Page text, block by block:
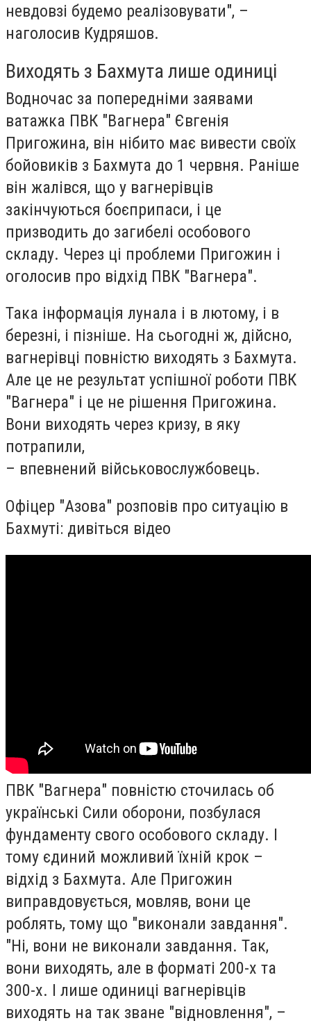
невдовзі будемо реалізовувати", –
наголосив Кудряшов.
Виходять з Бахмута лише одиниці
Водночас за попередніми заявами
ватажка ПВК "Вагнера" Євгенія
Пригожина, він нібито має вивести своїх
бойовиків з Бахмута до 1 червня. Раніше
він жалівся, що у вагнерівців
закінчуються боєприпаси, і це
призводить до загибелі особового
складу. Через ці проблеми Пригожин і
оголосив про відхід ПВК "Вагнера".
Така інформація лунала і в лютому, і в
березні, і пізніше. На сьогодні ж, дійсно,
вагнерівці повністю виходять з Бахмута.
Але це не результат успішної роботи ПВК
"Вагнера" і це не рішення Пригожина.
Вони виходять через кризу, в яку
потрапили,
– впевнений військовослужбовець.
Офіцер "Азова" розповів про ситуацію в
Бахмуті: дивіться відео
ПВК "Вагнера" повністю сточилась об
українські Сили оборони, позбулася
фундаменту свого особового складу. І
тому єдиний можливий їхній крок –
відхід з Бахмута. Але Пригожин
виправдовується, мовляв, вони це
роблять, тому що "виконали завдання".
"Ні, вони не виконали завдання. Так,
вони виходять, але в форматі 200-х та
300-х. І лише одиниці вагнерівців
виходять на так зване "відновлення", –